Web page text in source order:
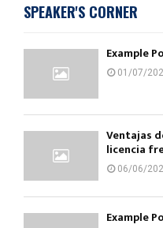
SPEAKER'S CORNER
Example
01/07/
Ventajas
licencia
06/06/
Example